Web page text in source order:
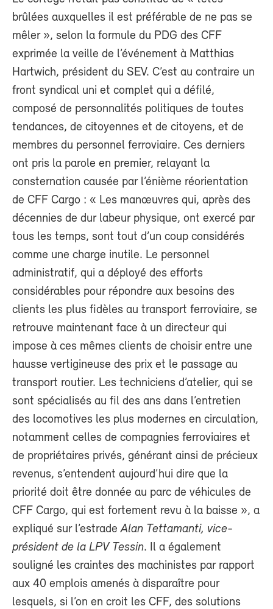
brûlées auxquelles il est préférable de ne pas se
mêler », selon la formule du PDG des CFF
exprimée la veille de l’événement à Matthias
Hartwich, président du SEV. C’est au contraire un
front syndical uni et complet qui a défilé,
composé de personnalités politiques de toutes
tendances, de citoyennes et de citoyens, et de
membres du personnel ferroviaire. Ces derniers
ont pris la parole en premier, relayant la
consternation causée par l’énième réorientation
de CFF Cargo : « Les manœuvres qui, après des
décennies de dur labeur physique, ont exercé par
tous les temps, sont tout d’un coup considérés
comme une charge inutile. Le personnel
administratif, qui a déployé des efforts
considérables pour répondre aux besoins des
clients les plus fidèles au transport ferroviaire, se
retrouve maintenant face à un directeur qui
impose à ces mêmes clients de choisir entre une
hausse vertigineuse des prix et le passage au
transport routier. Les techniciens d’atelier, qui se
sont spécialisés au fil des ans dans l’entretien
des locomotives les plus modernes en circulation,
notamment celles de compagnies ferroviaires et
de propriétaires privés, générant ainsi de précieux
revenus, s’entendent aujourd’hui dire que la
priorité doit être donnée au parc de véhicules de
CFF Cargo, qui est fortement revu à la baisse », a
expliqué sur l’estradeAlan Tettamanti, vice-
président de la LPV Tessin. Il a également
souligné les craintes des machinistes par rapport
aux 40 emplois amenés à disparaître pour
lesquels, si l’on en croit les CFF, des solutions